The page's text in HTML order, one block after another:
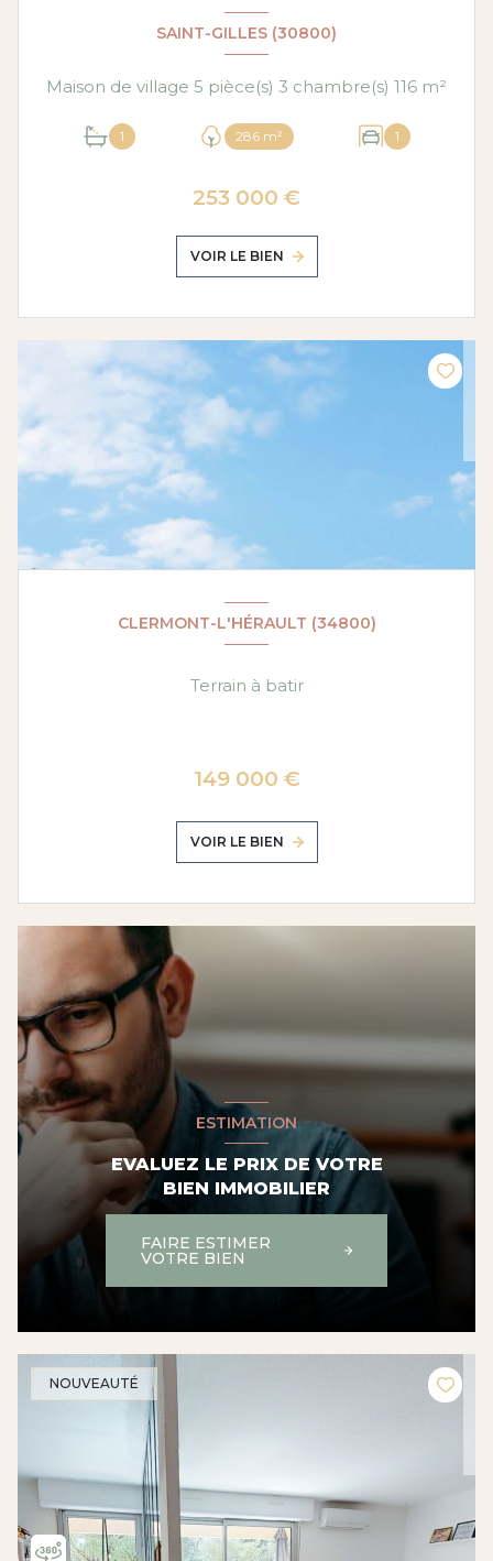
SAINT-GILLES (30800)
Maison de village 5 pièce(s) 3 chambre(s) 116 m²
1 286 m² 1
253 000 €
VOIR LE BIEN
CLERMONT-L'HÉRAULT (34800)
Terrain à batir
149 000 €
VOIR LE BIEN
ESTIMATION
EVALUEZ LE PRIX DE VOTRE
BIEN IMMOBILIER
FAIRE ESTIMER
VOTRE BIEN
NOUVEAUTÉ